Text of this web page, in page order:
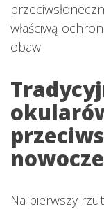
właściwą
obaw.
Na pierwszy